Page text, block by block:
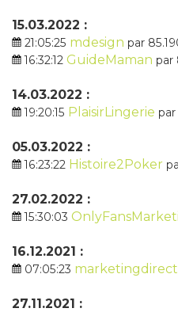
15.03.2022 :
21:05:25 mdesign par
16:32:12 GuideMaman par
14.03.2022 :
19:20:15 PlaisirLingerie par
05.03.2022 :
16:23:22 Histoire2Poker
27.02.2022 :
15:30:03
16.12.2021 :
07:05:23 marketingdirect
27.11.2021 :